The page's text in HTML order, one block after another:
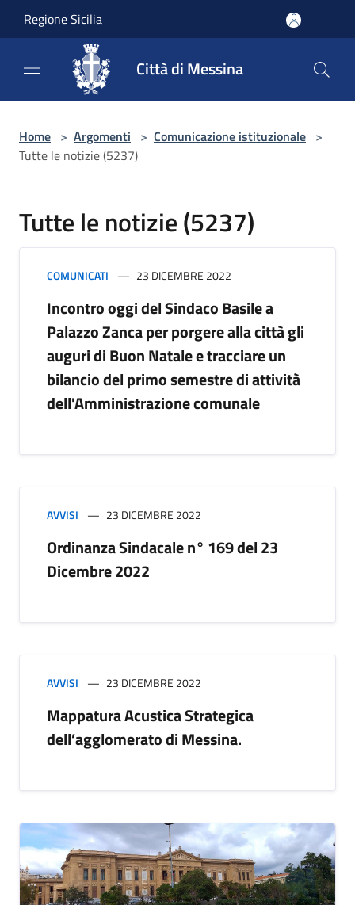
Regione Sicilia
Città di Messina
Home > Argomenti > Comunicazione istituzionale >
Tutte le notizie (5237)
Tutte le notizie (5237)
COMUNICATI 23 DICEMBRE 2022
Incontro oggi del Sindaco Basile a
Palazzo Zanca per porgere alla città gli
auguri di Buon Natale e tracciare un
bilancio del primo semestre di attività
dell'Amministrazione comunale
AVVISI 23 DICEMBRE 2022
Ordinanza Sindacale n° 169 del 23
Dicembre 2022
AVVISI 23 DICEMBRE 2022
Mappatura Acustica Strategica
dell’agglomerato di Messina.